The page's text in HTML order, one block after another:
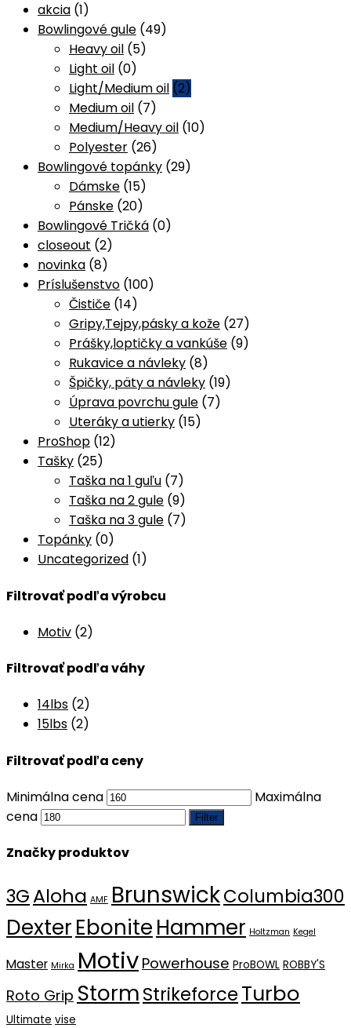
akcia (1)
Bowlingové gule (49)
Heavy oil (5)
Light oil (0)
Light/Medium oil (2)
Medium oil (7)
Medium/Heavy oil (10)
Polyester (26)
Bowlingové topánky (29)
Dámske (15)
Pánske (20)
Bowlingové Tričká (0)
closeout (2)
novinka (8)
Príslušenstvo (100)
Čističe (14)
Gripy,Tejpy,pásky a kože (27)
Prášky,loptičky a vankúše (9)
Rukavice a návleky (8)
Špičky, päty a návleky (19)
Úprava povrchu gule (7)
Uteráky a utierky (15)
ProShop (12)
Tašky (25)
Taška na 1 guľu (7)
Taška na 2 gule (9)
Taška na 3 gule (7)
Topánky (0)
Uncategorized (1)
Filtrovať podľa výrobcu
Motiv (2)
Filtrovať podľa váhy
14lbs (2)
15lbs (2)
Filtrovať podľa ceny
Minimálna cena
Maximálna
cena
Filter
Značky produktov
3GAloha AMF BrunswickColumbia300
DexterEboniteHammer Holtzman Kegel
Master Mirka Motiv Powerhouse ProBOWL ROBBY'S
Roto Grip StormStrikeforceTurbo
Ultimate vise